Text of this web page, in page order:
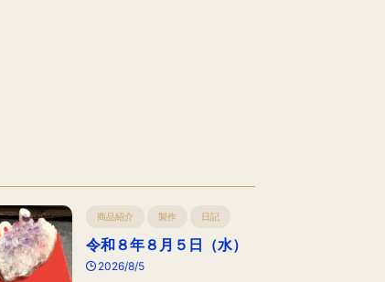
商品紹介 製作 日記
令和８年８月５日（水）
2026/8/5